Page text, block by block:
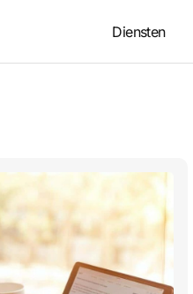
Diensten